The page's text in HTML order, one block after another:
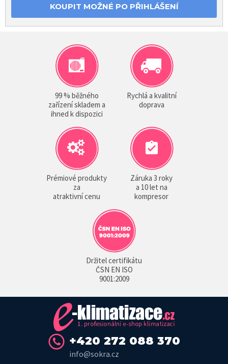
KOUPIT MOŽNÉ PO PŘIHLÁŠENÍ
99 % běžného
zařízení skladem a
ihned k dispozici
Rychlá a kvalitní
doprava
Prémiové produkty
za
atraktivní cenu
Záruka 3 roky
a 10 let na
kompresor
Držitel certifikátu
ČSN EN ISO
9001:2009
+420 272 088 370
info@sokra.cz